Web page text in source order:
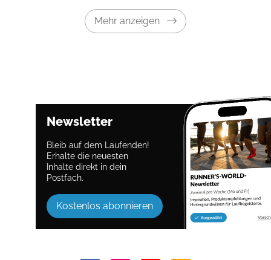
Mehr anzeigen
Newsletter
Bleib auf dem Laufenden!
Erhalte die neuesten
Inhalte direkt in dein
Postfach.
Kostenlos abonnieren